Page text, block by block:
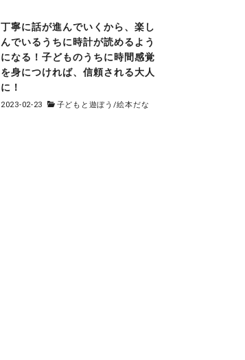
丁寧に話が進んでいくから、楽し
んでいるうちに時計が読めるよう
になる！子どものうちに時間感覚
を身につければ、信頼される大人
に！
2023-02-23 子どもと遊ぼう /絵本だな